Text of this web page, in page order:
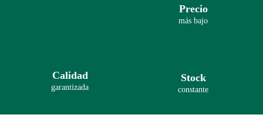
Precio
más bajo
Calidad
garantizada
Stock
constante